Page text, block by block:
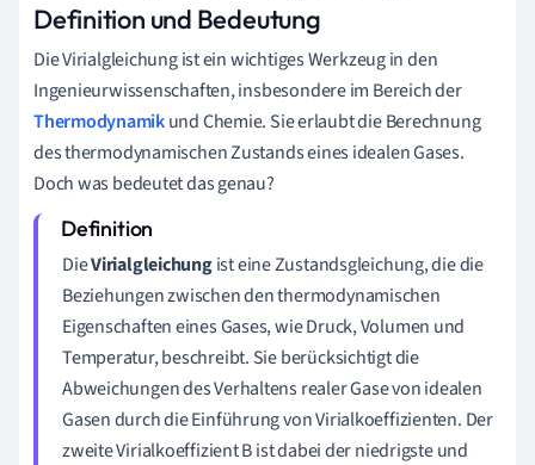
Definition und Bedeutung
Die Virialgleichung ist ein wichtiges Werkzeug in den
Ingenieurwissenschaften, insbesondere im Bereich der
Thermodynamikund Chemie. Sie erlaubt die Berechnung
des thermodynamischen Zustands eines idealen Gases.
Doch was bedeutet das genau?
DieVirialgleichungist eine Zustandsgleichung, die die
Beziehungen zwischen den thermodynamischen
Eigenschaften eines Gases, wie Druck, Volumen und
Temperatur, beschreibt. Sie berücksichtigt die
Abweichungen des Verhaltens realer Gase von idealen
Gasen durch die Einführung von Virialkoeffizienten. Der
zweite Virialkoeffizient B ist dabei der niedrigste und